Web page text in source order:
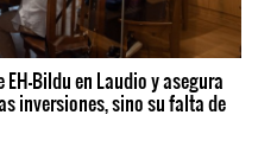
EH-Bildu en Laudio y asegura
inversiones, sino su falta de